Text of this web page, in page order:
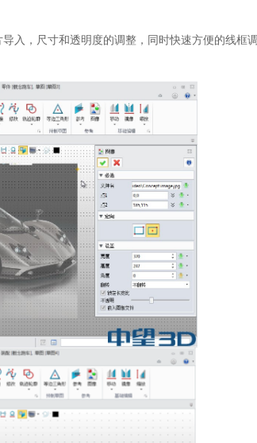
，尺寸和透明度的调整，同时快速方便的线框